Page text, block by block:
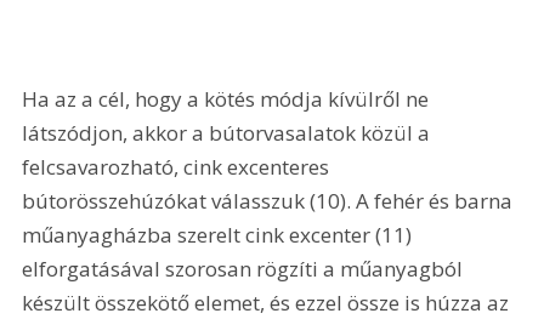
Ha az a cél, hogy a kötés módja kívülről ne
látszódjon, akkor a bútorvasalatok közül a
felcsavarozható, cink excenteres
bútorösszehúzókat válasszuk (10). A fehér és barna
műanyagházba szerelt cink excenter (11)
elforgatásával szorosan rögzíti a műanyagból
készült összekötő elemet, és ezzel össze is húzza az